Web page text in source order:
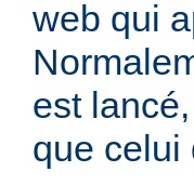
web qui
est
que celui